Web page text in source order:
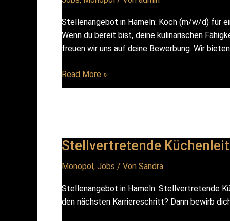
Stellenangebot in Hameln: Koch (m/w/d) für
Wenn du bereit bist, deine kulinarischen
freuen wir uns auf deine Bewerbung. Wir
Koch
(m/w/d)
Read More »
Stellvertretende
Monopol, Jobs / Von Sandra
Stellenangebot in Hameln: Stellvertretende
den nächsten Karriereschritt? Dann bewirb